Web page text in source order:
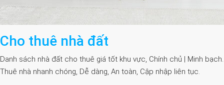
Cho thuê nhà đất
Danh sách nhà đất cho thuê giá tốt khu vực, Chính chủ | Minh bạch.
Thuê nhà nhanh chóng, Dễ dàng, An toàn, Cập nhập liên tục.